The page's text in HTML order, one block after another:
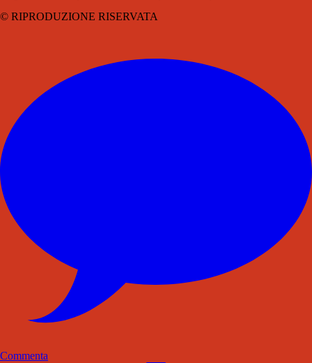
© RIPRODUZIONE RISERVATA
Commenta